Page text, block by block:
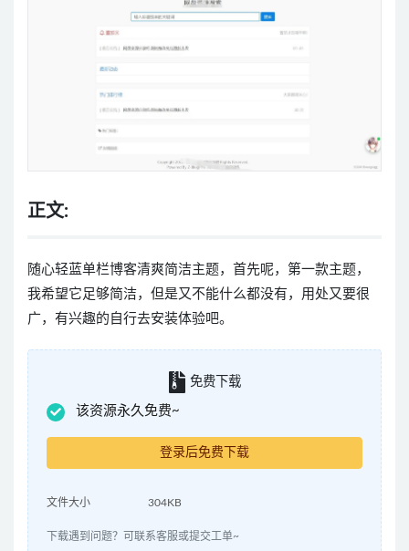
正文:
随心轻蓝单栏博客清爽简洁主题，首先呢，第一款主题，
我希望它足够简洁，但是又不能什么都没有，用处又要很
广，有兴趣的自行去安装体验吧。
免费下载
该资源永久免费~
登录后免费下载
文件大小 304KB
下载遇到问题？可联系客服或提交工单~